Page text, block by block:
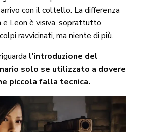
con il coltello. La differenza
Leon è visiva, soprattutto
ravvicinati, ma niente di più.
l’introduzione del
solo se utilizzato a dovere
piccola falla tecnica.